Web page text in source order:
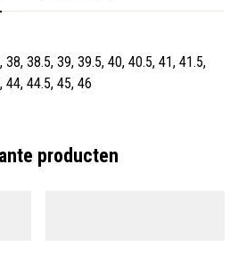
38, 38.5, 39, 39.5, 40, 40.5, 41, 41.5,
44, 44.5, 45, 46
producten